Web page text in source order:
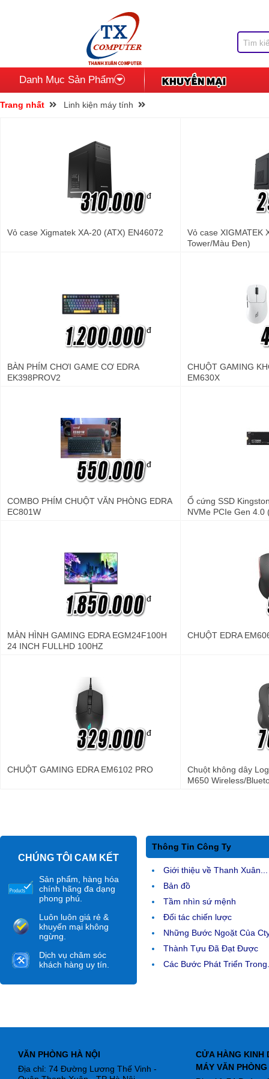
Danh Mục Sản Phẩm
Trang nhất Linh kiện máy tính
đ
Vỏ case Xigmatek XA-20 (ATX) EN46072
Vỏ case XIGMATEK
Tower/Màu Đen)
đ
BÀN PHÍM CHƠI GAME CƠ EDRA
EK398PROV2
CHUỘT GAMING
EM630X
đ
COMBO PHÍM CHUỘT VĂN PHÒNG EDRA
EC801W
Ổ cứng SSD
NVMe PCIe Gen 4.0
đ
MÀN HÌNH GAMING EDRA EGM24F100H
24 INCH FULLHD 100HZ
CHUỘT EDRA
đ
CHUỘT GAMING EDRA EM6102 PRO
Chuột không dây
M650 Wireless/
CHÚNG TÔI CAM KẾT
Sản phẩm, hàng hóa
chính hãng đa dạng
phong phú.
Luôn luôn giá rẻ &
khuyến mại không
ngừng.
Dịch vụ chăm sóc
khách hàng uy tín.
Thông Tin Công Ty
Giới thiệu về Thanh Xuân...
Bản đồ
Tầm nhìn sứ mệnh
Đối tác chiến lược
Những Bước Ngoặt Của
Thành Tựu Đã Đạt Được
Các Bước Phát Triển
VĂN PHÒNG HÀ NỘI
Địa chỉ: 74 Đường Lương Thế Vinh -
CỬA HÀNG KINH
MÁY VĂN PHÒNG